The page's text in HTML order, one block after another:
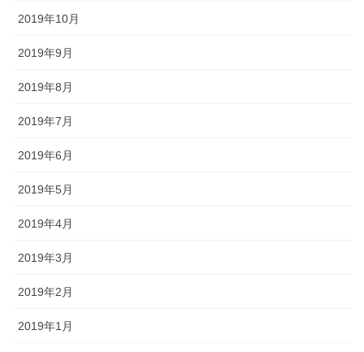
2019年10月
2019年9月
2019年8月
2019年7月
2019年6月
2019年5月
2019年4月
2019年3月
2019年2月
2019年1月